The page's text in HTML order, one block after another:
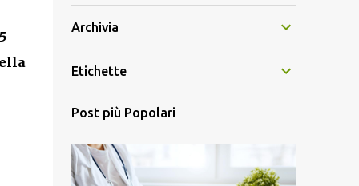
Archivia
Etichette
Post più Popolari